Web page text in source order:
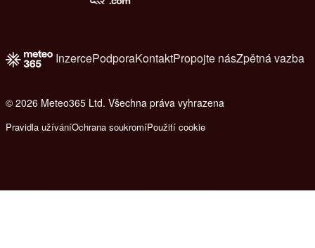
InzercePodporaKontaktPropojte násZpětná vazba
© 2026 Meteo365 Ltd. Všechna práva vyhrazena
Pravidla užíváníOchrana soukromíPoužití cookie